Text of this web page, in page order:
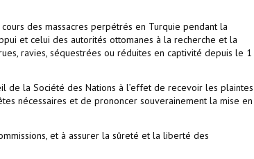
des massacres perpétrés en Turquie pendant la
et celui des autorités ottomanes à la recherche et la
ravies, séquestrées ou réduites en captivité depuis le 1
de la Société des Nations à l’effet de recevoir les plaintes
nécessaires et de prononcer souverainement la mise en
et à assurer la sûreté et la liberté des